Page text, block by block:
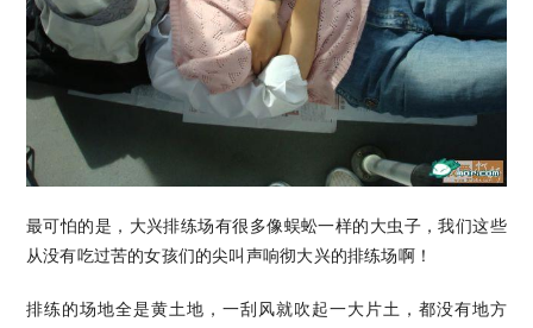
最可怕的是，大兴排练场有很多像蜈蚣一样的大虫子，我们这些
从没有吃过苦的女孩们的尖叫声响彻大兴的排练场啊！
排练的场地全是黄土地，一刮风就吹起一大片土，都没有地方